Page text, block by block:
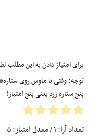
برای امتیاز دادن به این مطلب
توجه: وقتی با ماوس روی
پنج ستاره زرد یعنی پنج امتیاز!
تعداد آرا:۱/ معدل امتیاز:۵